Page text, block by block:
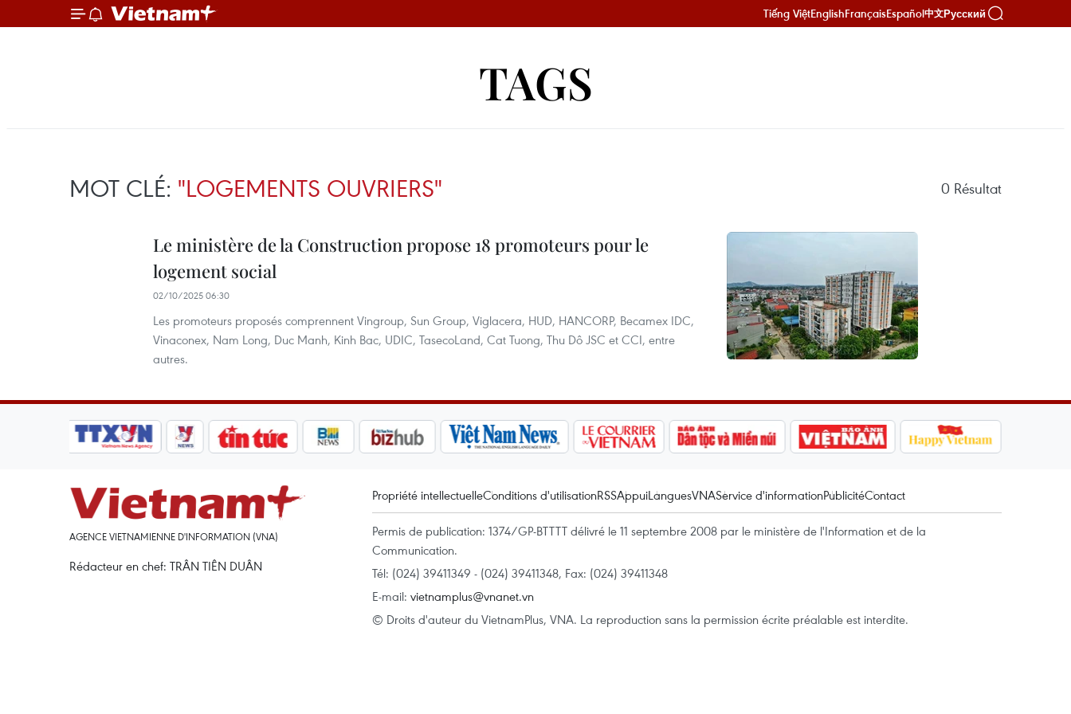
Tiếng ViệtEnglishFrançaisEspañol中文Русский
TAGS
MOT CLÉ: "LOGEMENTS OUVRIERS" 0 Résultat
Le ministère de la Construction propose 18 promoteurs pour le
logement social
02/10/2025 06:30
Les promoteurs proposés comprennent Vingroup, Sun Group, Viglacera, HUD, HANCORP, Becamex IDC,
Vinaconex, Nam Long, Duc Manh, Kinh Bac, UDIC, TasecoLand, Cat Tuong, Thu Dô JSC et CCI, entre
autres.
AGENCE VIETNAMIENNE D'INFORMATION (VNA)
Rédacteur en chef: TRÂN TIÊN DUÂN
Propriété intellectuelleConditions d'utilisationRSSAppuiLanguesVNAService d'informationPublicitéContact
Permis de publication: 1374/GP-BTTTT délivré le 11 septembre 2008 par le ministère de l'Information et de la
Communication.
Tél: (024) 39411349 - (024) 39411348, Fax: (024) 39411348
E-mail: vietnamplus@vnanet.vn
© Droits d'auteur du VietnamPlus, VNA. La reproduction sans la permission écrite préalable est interdite.